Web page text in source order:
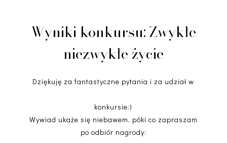
Wyniki konkursu: Zwykłe
niezwykłe życie
Dziękuję za fantastyczne pytania i za udział w
konkursie:)
Wywiad ukaże się niebawem, póki co zapraszam
po odbiór nagrody: